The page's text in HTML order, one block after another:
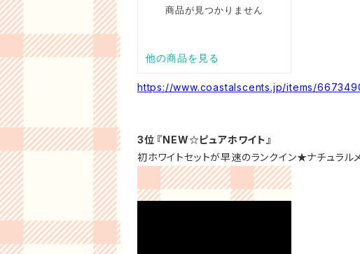
https://www.coastalscents.jp/items/
3位 『NEW☆ピュアホワイト』
初ホワイトセットが早速のランクイン★ナチュラル